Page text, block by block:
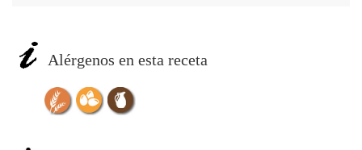
Alérgenos en esta receta